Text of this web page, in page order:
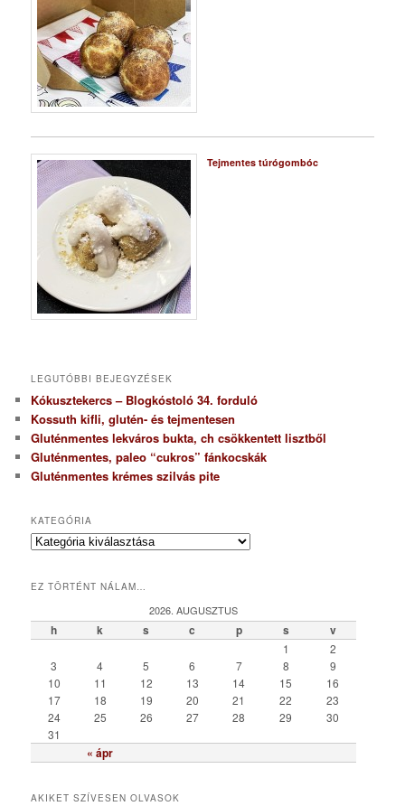
Tejmentes túrógombóc
LEGUTÓBBI BEJEGYZÉSEK
Kókusztekercs – Blogkóstoló 34. forduló
Kossuth kifli, glutén- és tejmentesen
Gluténmentes lekváros bukta, ch csökkentett lisztből
Gluténmentes, paleo “cukros” fánkocskák
Gluténmentes krémes szilvás pite
KATEGÓRIA
K
e
ó
r
EZ TÖRTÉNT NÁLAM…
2026. AUGUSZTUS
h k s c p s v
« ápr
1
2
3
4 5 6 7 8
9
10
11 12 13 14 15
16
17
18 19 20 21 22
23
24
25 26 27 28 29
30
31
AKIKET SZÍVESEN OLVASOK